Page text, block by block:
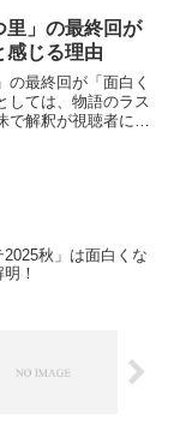
ステリーとして深み
里」の最終回が
感じる理由
の最終回が「面白く
しては、物語のラス
で解釈が視聴者に委
秋」は面白くな
！